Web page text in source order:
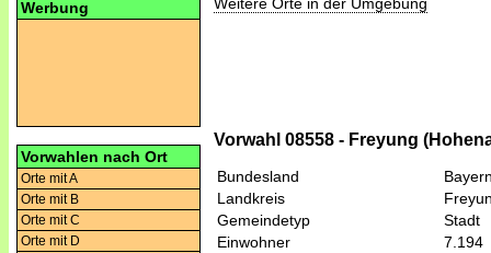
Werbung
Vorwahlen nach Ort
Orte mit A
Orte mit B
Orte mit C
Orte mit D
Vorwahl 08558 - Freyung
Bundesland
Landkreis
Gemeindetyp
Stadt
Einwohner
7.194